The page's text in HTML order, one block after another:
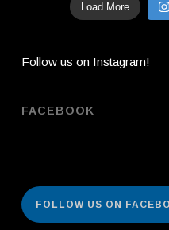
Load More
Follow us on Instagram!
FACEBOOK
FOLLOW US ON